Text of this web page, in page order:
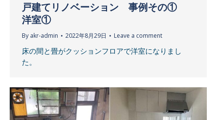
戸建てリノベーション 事例その①
洋室①
By akr-admin 2022年8月29日 Leave a comment
床の間と畳がクッションフロアで洋室になりまし
た。